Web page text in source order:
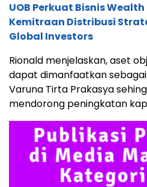
UOB Perkuat Bisnis
Kemitraan Distribusi
Global Investors
Rionald menjelaskan, aset
dapat dimanfaatkan
Varuna Tirta Prakasya
mendorong peningkatan